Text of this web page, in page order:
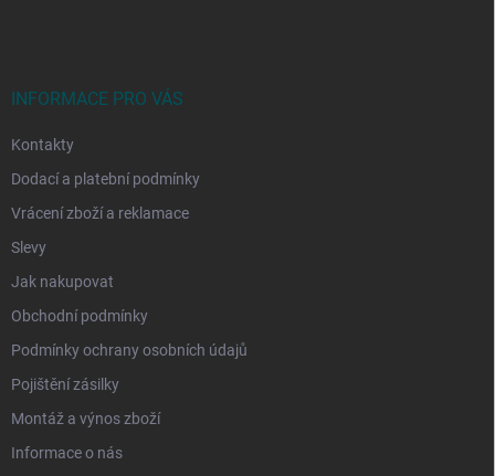
INFORMACE PRO VÁS
Kontakty
Dodací a platební podmínky
Vrácení zboží a reklamace
Slevy
Jak nakupovat
Obchodní podmínky
Podmínky ochrany osobních údajů
Pojištění zásilky
Montáž a výnos zboží
Informace o nás